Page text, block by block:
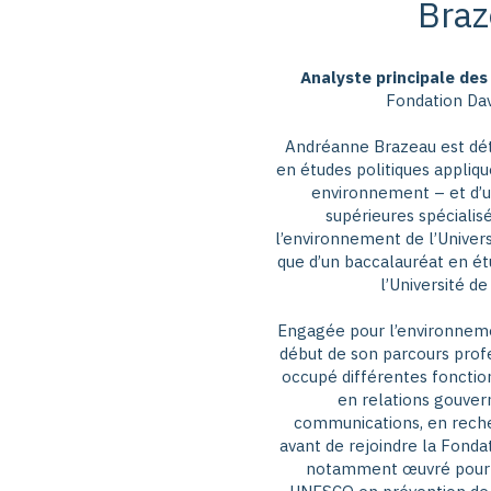
Analyste principale
Fondation
Andréanne Brazeau est
en études politiques
environnement – et
supérieures
l’environnement de
que d’un baccalauréat en
l’Université
Engagée pour
début de son parcours
occupé différentes
en relations
communications, en
avant de rejoindre la
notamment œuvré pour